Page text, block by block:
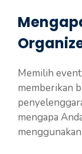
Memilih
memberikan
mengapa